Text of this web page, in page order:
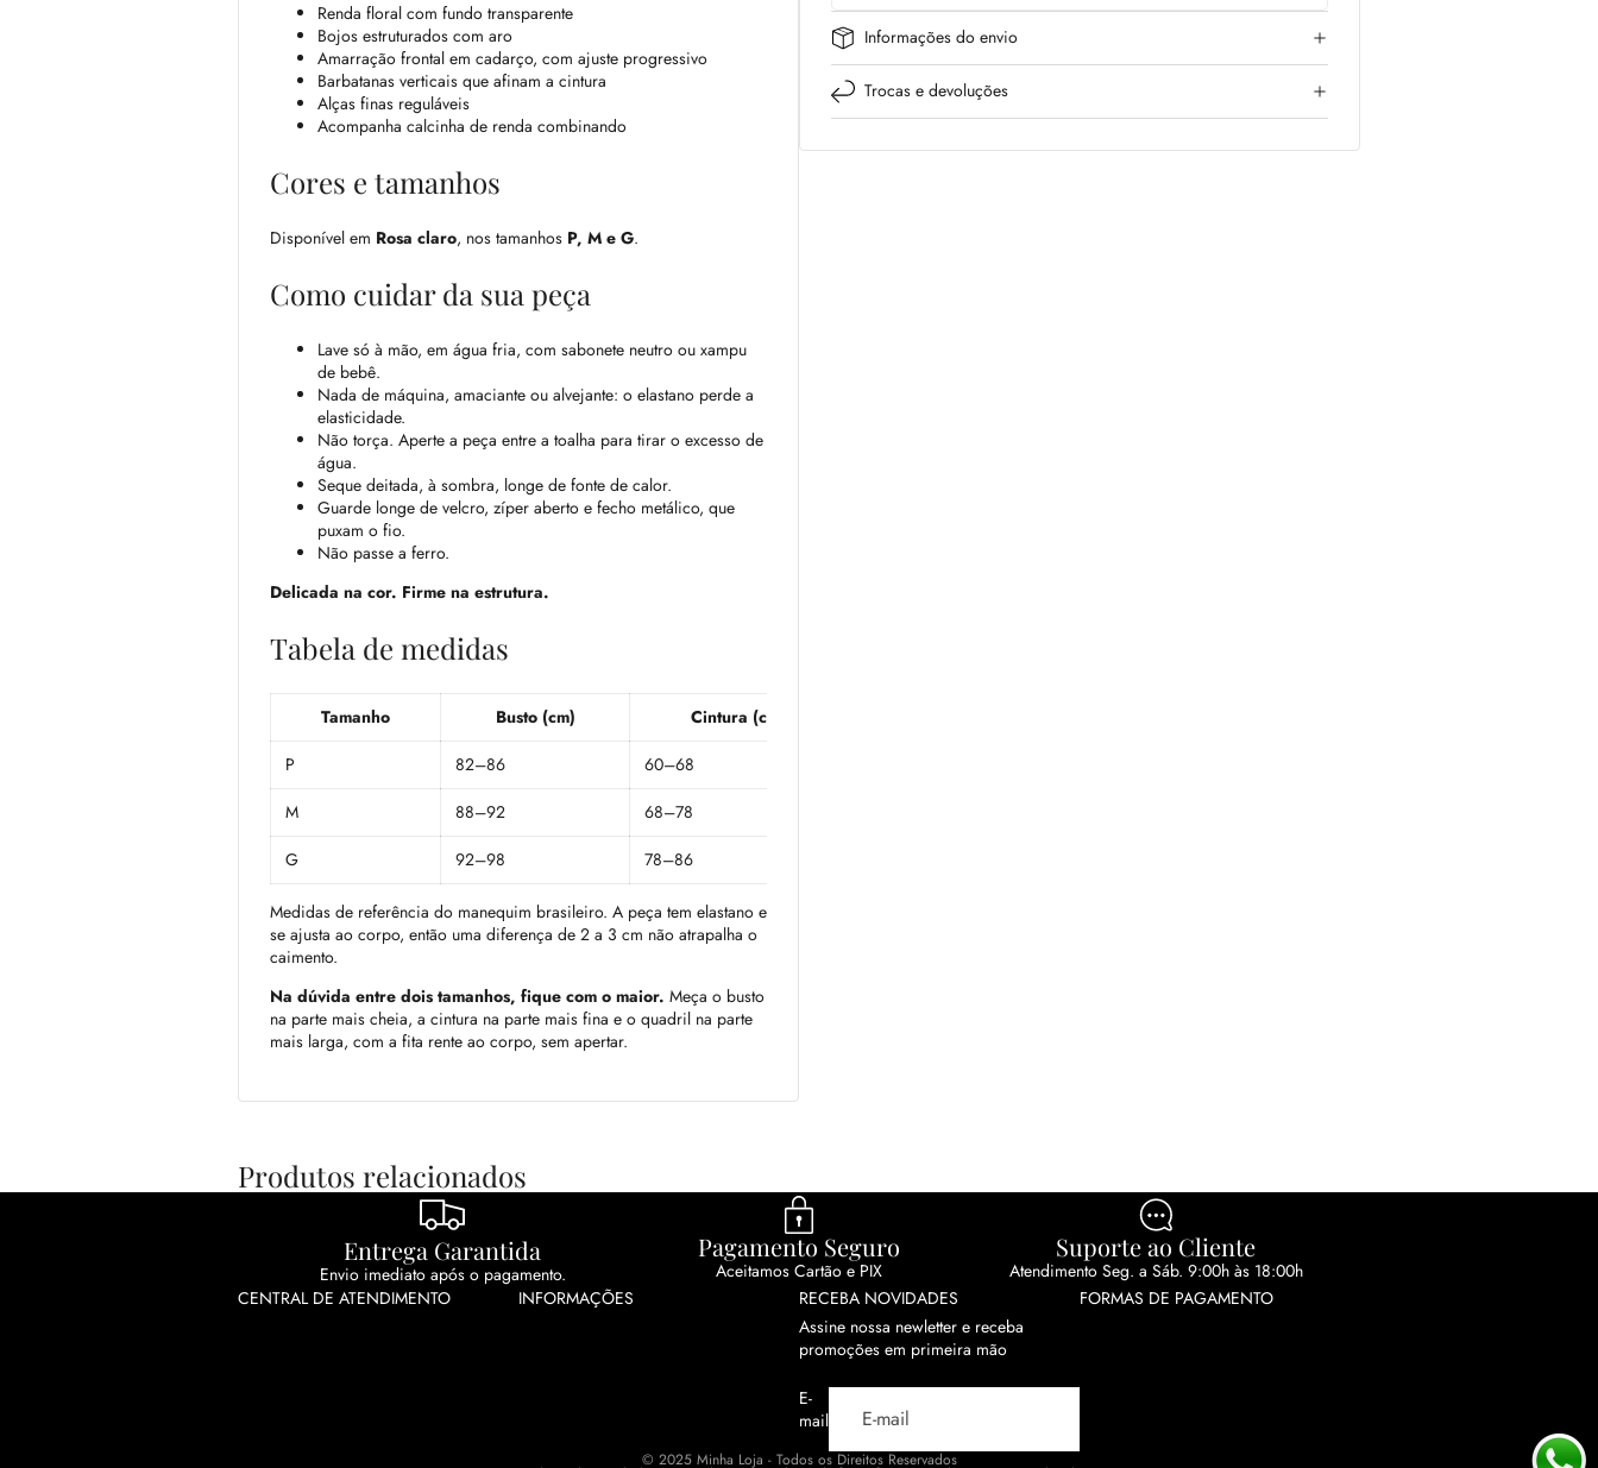
Renda floral com fundo transparente
Bojos estruturados com aro
Amarração frontal em cadarço, com ajuste progressivo
Barbatanas verticais que afinam a cintura
Alças finas reguláveis
Acompanha calcinha de renda combinando
Cores e tamanhos
Disponível em Rosa claro, nos tamanhos P, M e G.
Como cuidar da sua peça
Lave só à mão, em água fria, com sabonete neutro ou xampu
de bebê.
Nada de máquina, amaciante ou alvejante: o elastano perde a
elasticidade.
Não torça. Aperte a peça entre a toalha para tirar o excesso de
água.
Seque deitada, à sombra, longe de fonte de calor.
Guarde longe de velcro, zíper aberto e fecho metálico, que
puxam o fio.
Não passe a ferro.
Delicada na cor. Firme na estrutura.
Tabela de medidas
Tamanho Busto (cm) Cintura (cm)
P
82–86 60–68
M
88–92 68–78
G
92–98 78–86
Medidas de referência do manequim brasileiro. A peça tem elastano e
se ajusta ao corpo, então uma diferença de 2 a 3 cm não atrapalha o
caimento.
Na dúvida entre dois tamanhos, fique com o maior. Meça o busto
na parte mais cheia, a cintura na parte mais fina e o quadril na parte
mais larga, com a fita rente ao corpo, sem apertar.
Informações do envio
Trocas e devoluções
Produtos relacionados
Entrega Garantida
Envio imediato após o pagamento.
Pagamento Seguro
Aceitamos Cartão e PIX
Suporte ao Cliente
Atendimento Seg. a Sáb. 9:00h às 18:00h
CENTRAL DE ATENDIMENTO
INFORMAÇÕES
RECEBA NOVIDADES
Assine nossa newletter e receba
promoções em primeira mão
E-
mail
FORMAS DE PAGAMENTO
© 2025 Minha Loja - Todos os Direitos Reservados